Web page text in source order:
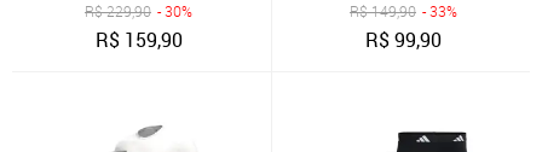
R$229,90 - 30%
R$ 159,90
R$149,90 - 33%
R$99,90